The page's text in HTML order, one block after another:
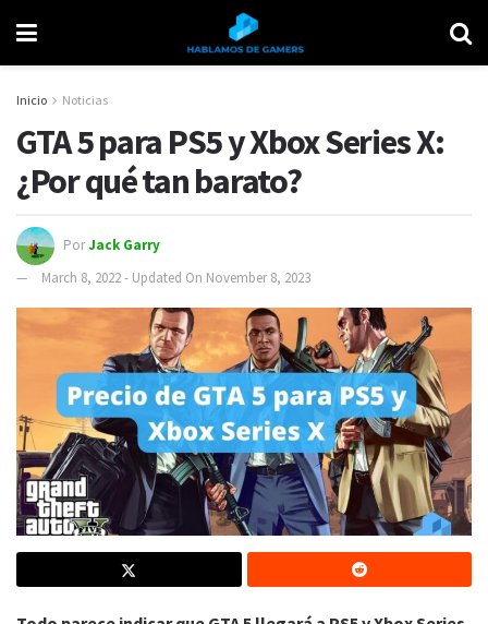
Inicio Noticias
GTA 5 para PS5 y Xbox Series X:
¿Por qué tan barato?
PorJack Garry
March 8, 2022 - Updated On November 8, 2023